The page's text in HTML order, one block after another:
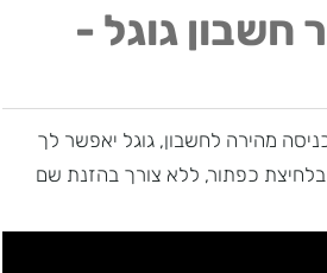
חשבון גוגל -
מהירה לחשבון, גוגל יאפשר לך
כפתור, ללא צורך בהזנת שם